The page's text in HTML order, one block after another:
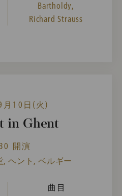
Bartholdy,
Richard Strauss
月10日(火)
in Ghent
開演
ヘント, ベルギー
曲目